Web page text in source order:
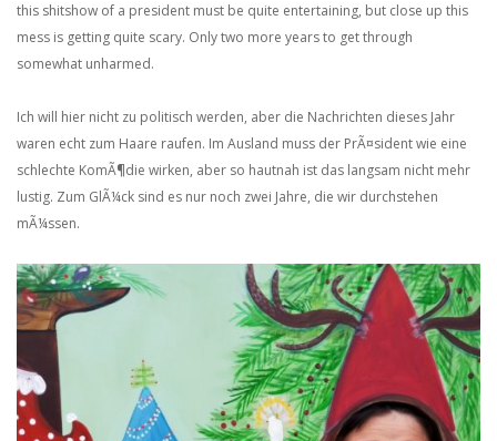
this shitshow of a president must be quite entertaining, but close up this
mess is getting quite scary. Only two more years to get through
somewhat unharmed.
Ich will hier nicht zu politisch werden, aber die Nachrichten dieses Jahr
waren echt zum Haare raufen. Im Ausland muss der PrÃ¤sident wie eine
schlechte KomÃ¶die wirken, aber so hautnah ist das langsam nicht mehr
lustig. Zum GlÃ¼ck sind es nur noch zwei Jahre, die wir durchstehen
mÃ¼ssen.